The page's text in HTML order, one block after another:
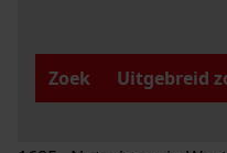
Zoek
Uitgebreid